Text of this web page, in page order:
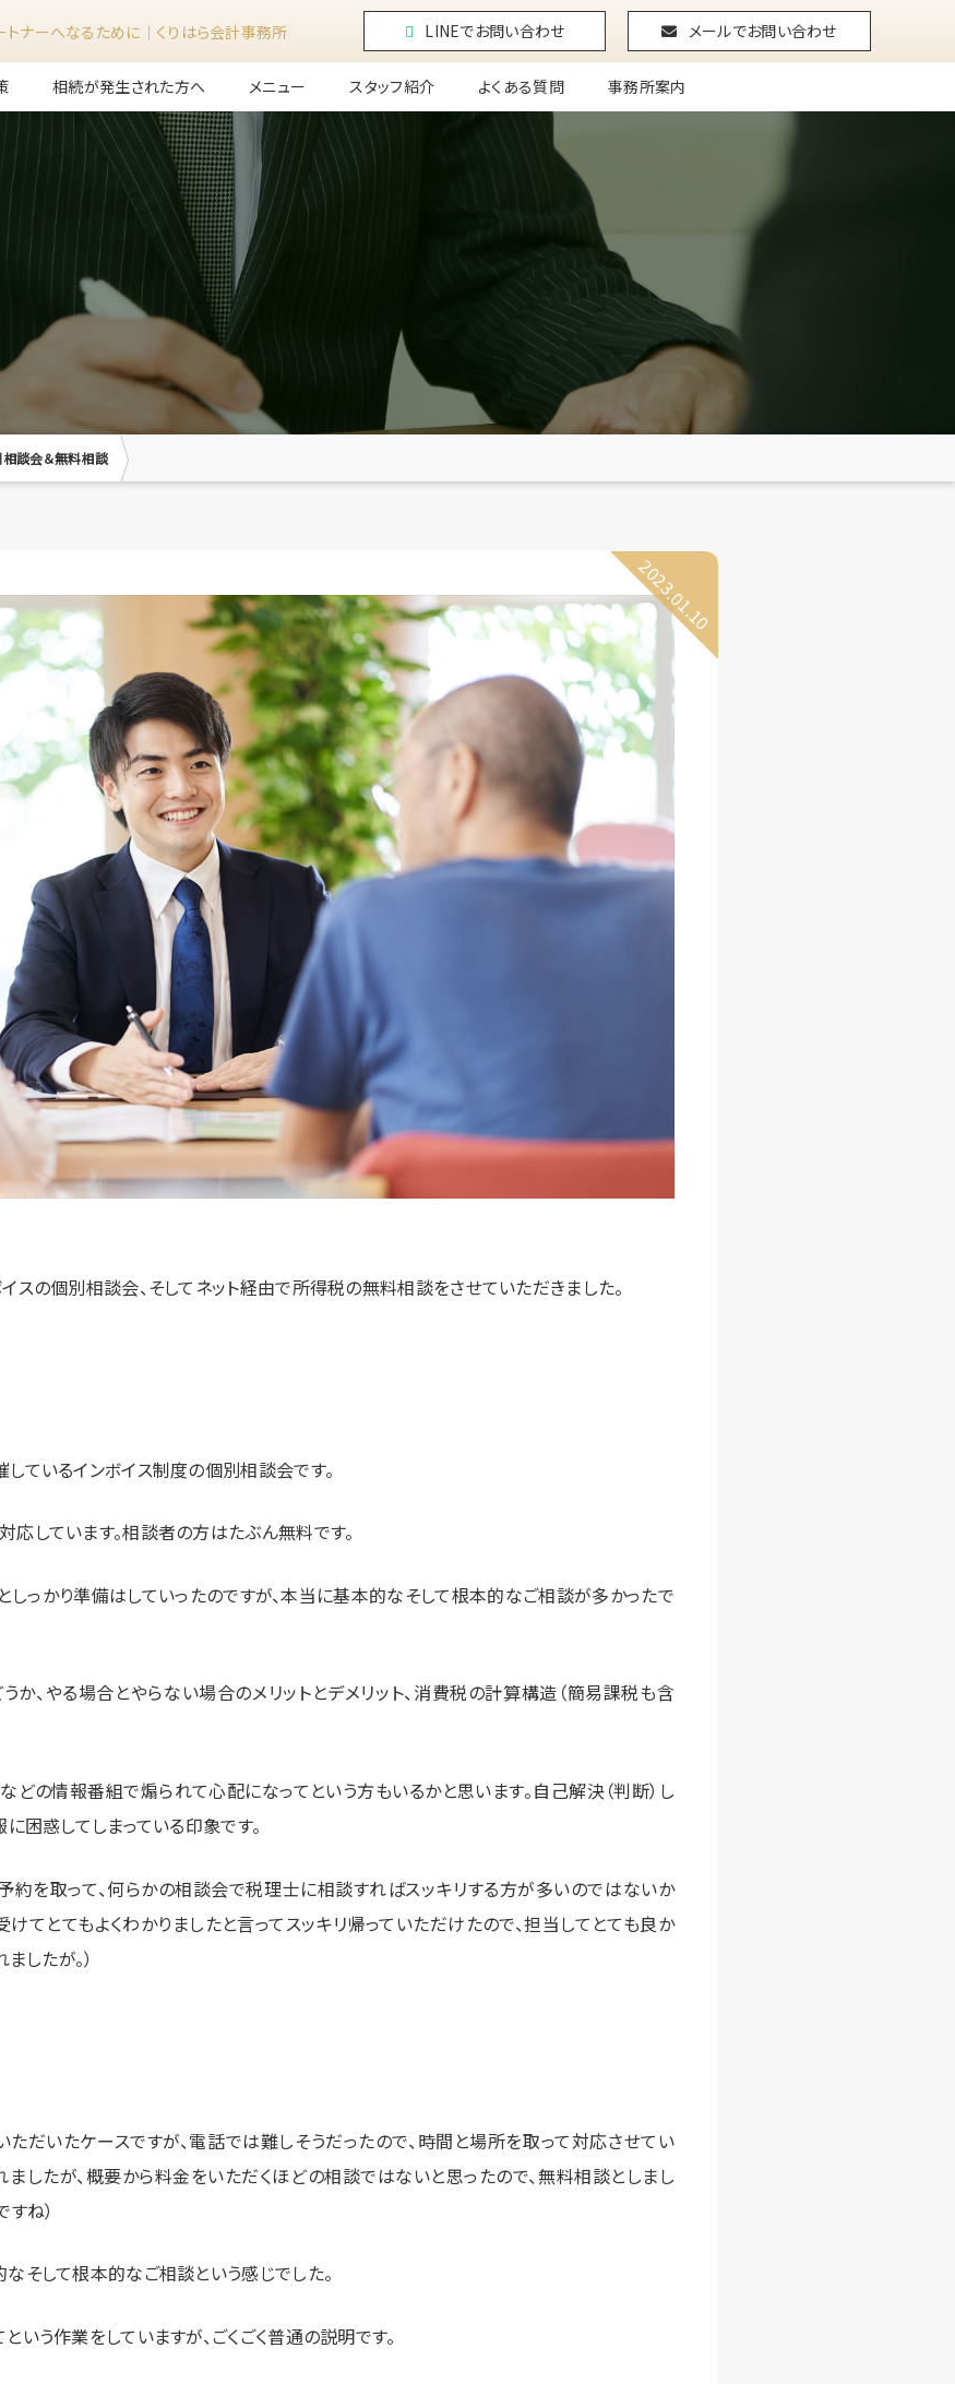
トナーへなるために｜くりはら会計事務所 LINEでお問い合わせ メールでお問い合わせ
相続が発生された方へ メニュー スタッフ紹介 よくある質問 事務所案内
談会＆無料相談
2023.01.10
スの個別相談会、そしてネット経由で所得税の無料相談をさせていただきました。
ているインボイス制度の個別相談会です。
しています。相談者の方はたぶん無料です。
しっかり準備はしていったのですが、本当に基本的なそして根本的なご相談が多かったで
か、やる場合とやらない場合のメリットとデメリット、消費税の計算構造（簡易課税も含
どの情報番組で煽られて心配になってという方もいるかと思います。自己解決（判断）し
困惑してしまっている印象です。
約を取って、何らかの相談会で税理士に相談すればスッキリする方が多いのではないか
けてとてもよくわかりましたと言ってスッキリ帰っていただけたので、担当してとても良か
したが。）
だいたケースですが、電話では難しそうだったので、時間と場所を取って対応させてい
ましたが、概要から料金をいただくほどの相談ではないと思ったので、無料相談としまし
ね）
そして根本的なご相談という感じでした。
う作業をしていますが、ごくごく普通の説明です。